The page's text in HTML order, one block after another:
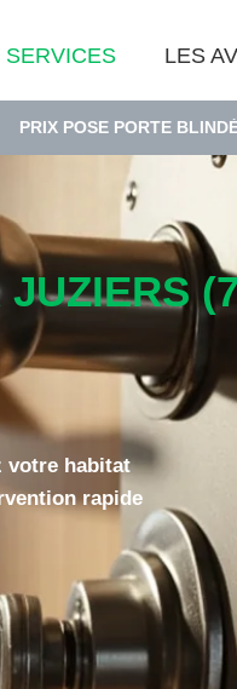
SERVICES LES
PORTE BLINDÉE YVELINES
votre habitat
rapide